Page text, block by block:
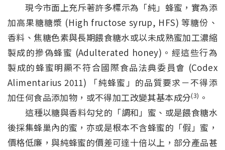
現今市面上充斥著許多標示為「純」蜂蜜，實為添
加高果糖糖漿 (High fructose syrup, HFS) 等糖份、
香料、焦糖色素與長期餵食糖水或以未成熟蜜加工濃縮
製成的摻偽蜂蜜 (Adulterated honey)。經這些行為
製成的蜂蜜明顯不符合國際食品法典委員會 (Codex
Alimentarius 2011) 「純蜂蜜」的品質要求－不得添
加任何食品添加物，或不得加工改變其基本成分(3) 。
這種以糖與香料勾兌的「調和」蜜、或是餵食糖水
後採集蜂巢內的蜜，亦或是根本不含蜂蜜的「假」蜜，
價格低廉，與純蜂蜜的價差可達十倍以上，部分產品甚